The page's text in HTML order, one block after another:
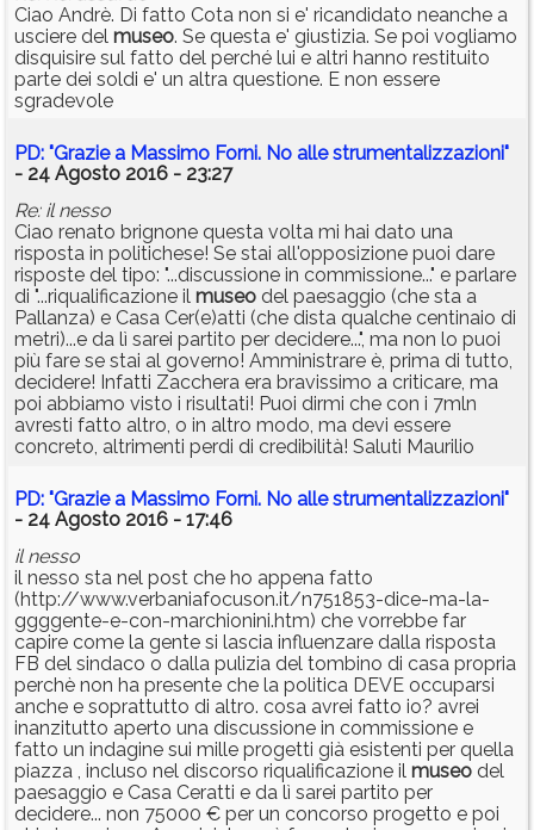
Ciao Andrè. Di fatto Cota non si e' ricandidato neanche a
usciere del museo. Se questa e' giustizia. Se poi vogliamo
disquisire sul fatto del perché lui e altri hanno restituito
parte dei soldi e' un altra questione. E non essere
sgradevole
PD: "Grazie a Massimo Forni. No alle strumentalizzazioni"
- 24 Agosto 2016 - 23:27
Re: il nesso
Ciao renato brignone questa volta mi hai dato una
risposta in politichese! Se stai all'opposizione puoi dare
risposte del tipo: "...discussione in commissione..." e parlare
di "...riqualificazione il museo del paesaggio (che sta a
Pallanza) e Casa Cer(e)atti (che dista qualche centinaio di
metri)...e da lì sarei partito per decidere...", ma non lo puoi
più fare se stai al governo! Amministrare è, prima di tutto,
decidere! Infatti Zacchera era bravissimo a criticare, ma
poi abbiamo visto i risultati! Puoi dirmi che con i 7mln
avresti fatto altro, o in altro modo, ma devi essere
concreto, altrimenti perdi di credibilità! Saluti Maurilio
PD: "Grazie a Massimo Forni. No alle strumentalizzazioni"
- 24 Agosto 2016 - 17:46
il nesso
il nesso sta nel post che ho appena fatto
(http://www.verbaniafocuson.it/n751853-dice-ma-la-
ggggente-e-con-marchionini.htm) che vorrebbe far
capire come la gente si lascia influenzare dalla risposta
FB del sindaco o dalla pulizia del tombino di casa propria
perchè non ha presente che la politica DEVE occuparsi
anche e soprattutto di altro. cosa avrei fatto io? avrei
inanzitutto aperto una discussione in commissione e
fatto un indagine sui mille progetti già esistenti per quella
piazza , incluso nel discorso riqualificazione il museo del
paesaggio e Casa Ceratti e da lì sarei partito per
decidere... non 75000 € per un concorso progetto e poi